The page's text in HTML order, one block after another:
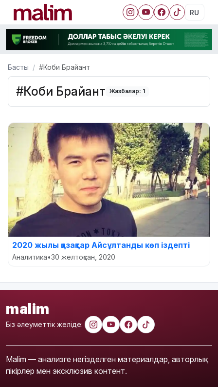
RU
Басты #Коби Брайант
#Коби Брайант Жазбалар: 1
2020 жылы қазақтар Айсұлтанды көп іздепті
Аналитика•30 желтоқсан, 2020
malim
Біз әлеуметтік желіде:
Malim — анализге негізделген материалдар, авторлық
пікірлер мен эксклюзив контент.